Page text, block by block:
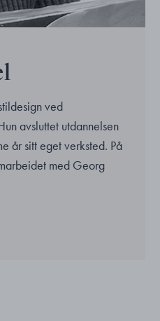
ved
avsluttet utdannelsen
år sitt eget verksted. På
med Georg